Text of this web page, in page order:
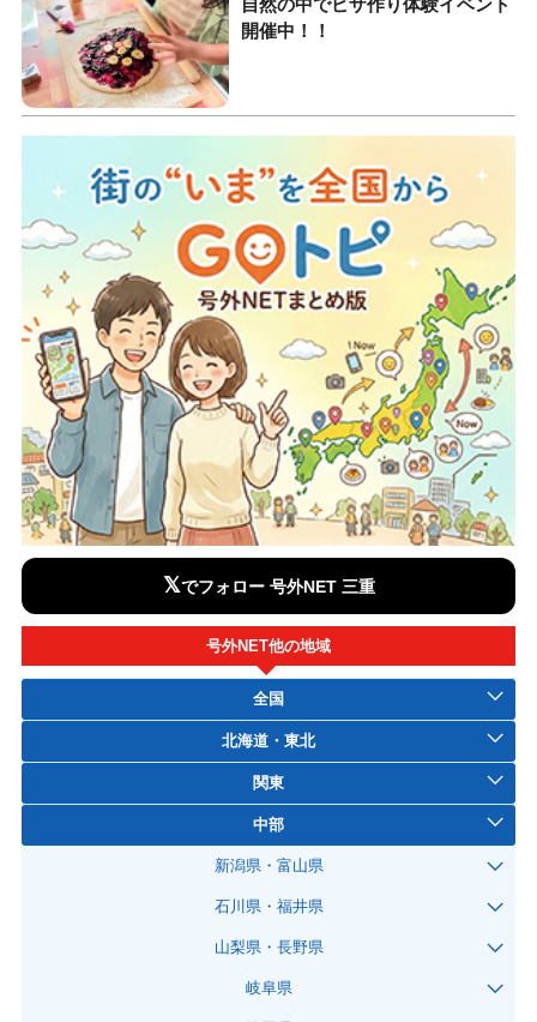
開催中！！
𝕏でフォロー 号外NET 三重
号外NET他の地域
全国
北海道・東北
関東
中部
新潟県・富山県
石川県・福井県
山梨県・長野県
岐阜県